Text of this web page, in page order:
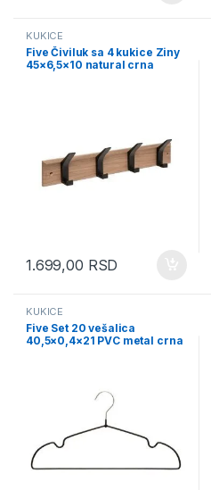
KUKICE
Five Čiviluk sa 4 kukice Ziny
45×6,5×10 natural crna
1.699,00 RSD
KUKICE
Five Set 20 vešalica
40,5×0,4×21 PVC metal crna